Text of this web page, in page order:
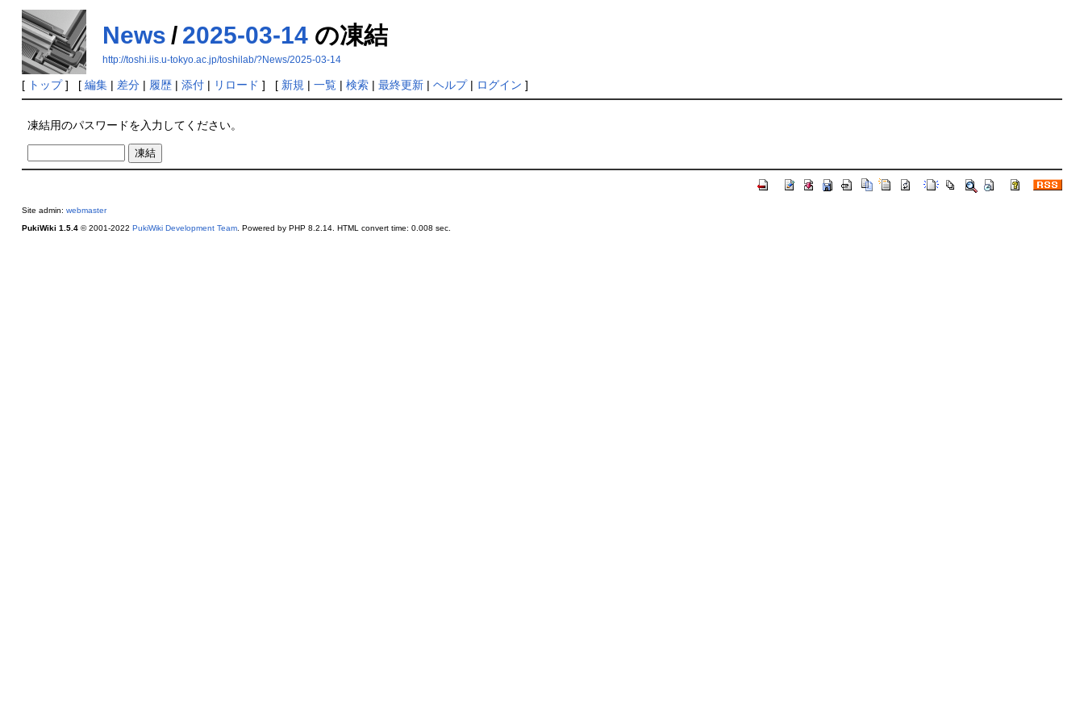
News / 2025-03-14の凍結
http://toshi.iis.u-tokyo.ac.jp/toshilab/?News/2025-03-14
[ トップ] [ 編集| 差分| 履歴| 添付| リロード ] [ 新規 | 一覧| 検索| 最終更新| ヘルプ| ログイン ]
凍結用のパスワードを入力してください。
Site admin: webmaster
PukiWiki 1.5.4© 2001-2022 PukiWiki Development Team. Powered by PHP 8.2.14. HTML convert time: 0.008 sec.